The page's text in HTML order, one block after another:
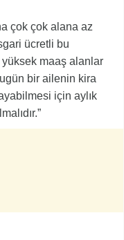
çok çok alana az
ücretli bu
yüksek maaş alanlar
bir ailenin kira
için aylık